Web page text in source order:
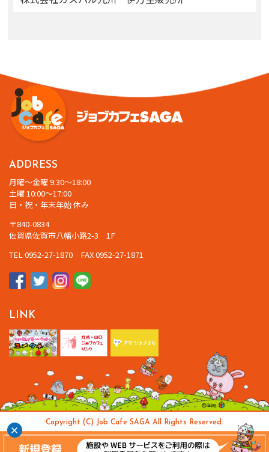
ADDRESS
月曜～金曜 9:30～18:00
土曜 10:00～17:00
日・祝・年末年始 休み
〒840-0834
佐賀県佐賀市八幡小路2-3 1F
TEL 0952-27-1870 FAX 0952-27-1871
LINK
Copyright (C) Job Cafe SAGA All Rights Reserved.